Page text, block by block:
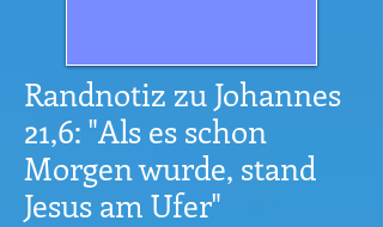
Randnotiz zu Johannes
21,6: "Als es schon
Morgen wurde, stand
Jesus am Ufer"